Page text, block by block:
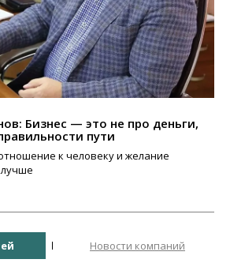
Бизнес — это не про деньги,
пути
к человеку и желание
Новости компаний